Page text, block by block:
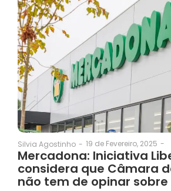
Silvia Agostinho - 19 de Fevereiro, 2025 -
Mercadona: Iniciativa
considera que Câmara
não tem de opinar